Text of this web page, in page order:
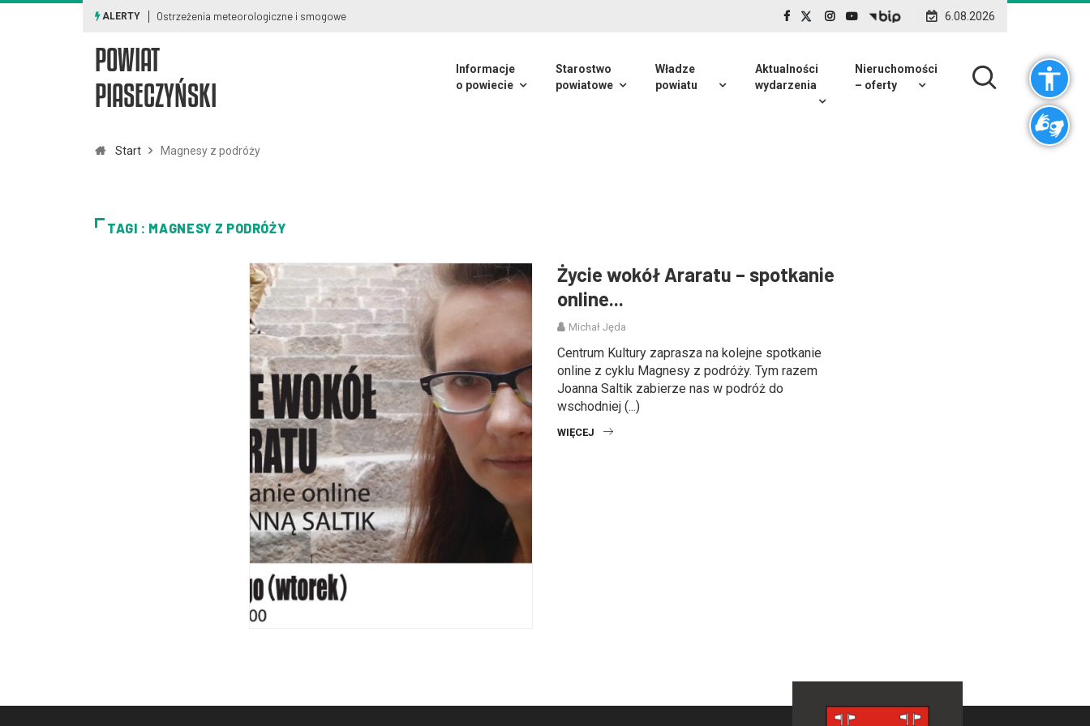
ALERTY Ostrzeżenia meteorologiczne i smogowe 6.08.2026
POWIAT
PIASECZYŃSKI
Informacje
o powiecie
Starostwo
powiatowe
Władze
powiatu
Aktualności
wydarzenia
Nieruchomości
– oferty
Start Magnesy z podróży
TAGI : MAGNESY Z PODRÓŻY
Życie wokół Araratu – spotkanie
online...
Michał Jęda
Centrum Kultury zaprasza na kolejne spotkanie
online z cyklu Magnesy z podróży. Tym razem
Joanna Saltik zabierze nas w podróż do
wschodniej (...)
WIĘCEJ